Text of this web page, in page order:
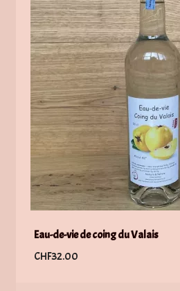
Eau-de-vie de coing du Valais
CHF32.00